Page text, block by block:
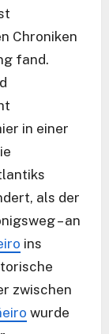
Chroniken
fand.
in einer
als der
– an
ins
zwischen
wurde